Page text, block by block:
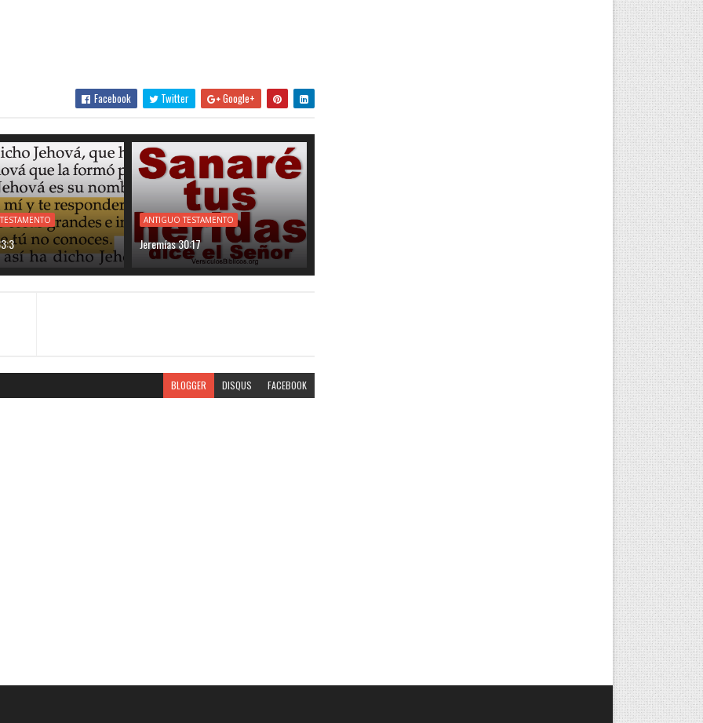
Facebook Twitter Google+
ANTIGUO TESTAMENTO
Jeremías 30:17
BLOGGER DISQUS FACEBOOK